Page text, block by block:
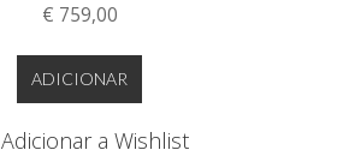
€ 759,00
ADICIONAR
Adicionar a Wishlist